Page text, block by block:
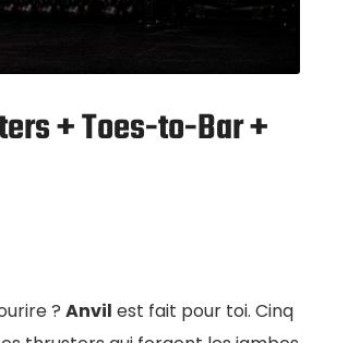
+ Toes-to-Bar +
? Anvil est fait pour toi. Cinq